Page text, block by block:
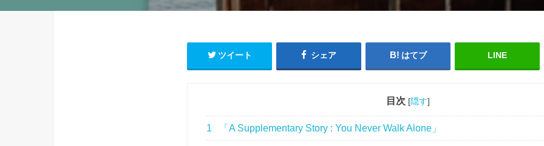
ツイート シェア はてブ LINE
目次 [隠す]
1 「A Supplementary Story : You Never Walk Alone」